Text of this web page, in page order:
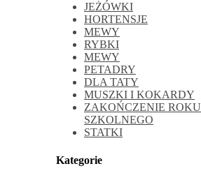
JEŻÓWKI
HORTENSJE
MEWY
RYBKI
MEWY
PETADRY
DLA TATY
MUSZKI I KOKARDY
ZAKOŃCZENIE ROKU
SZKOLNEGO
STATKI
Kategorie